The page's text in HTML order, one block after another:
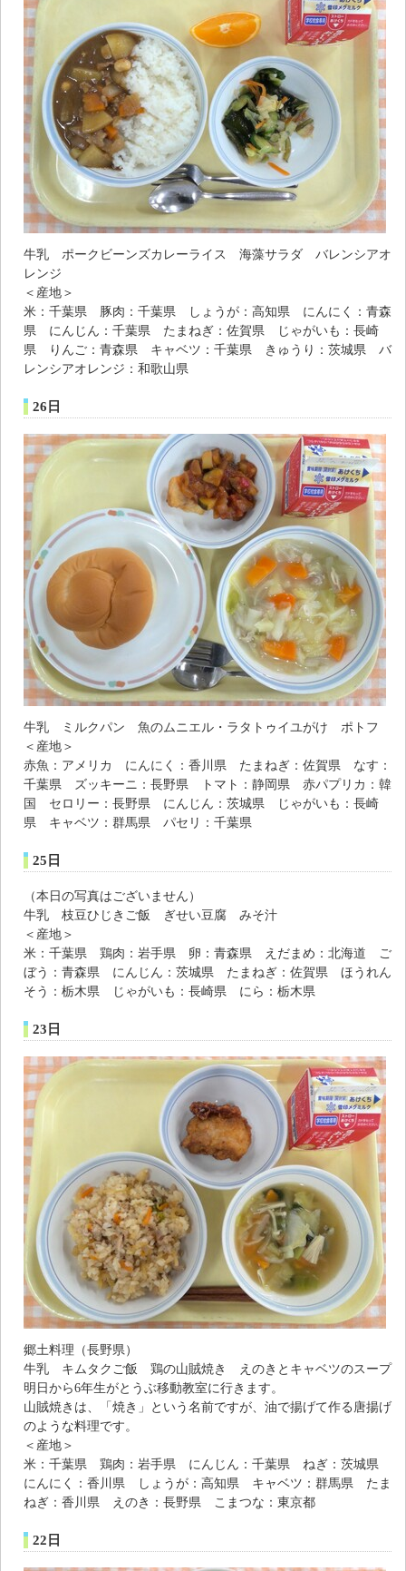
牛乳 ポークビーンズカレーライス 海藻サラダ バレンシアオ
レンジ
＜産地＞
米：千葉県 豚肉：千葉県 しょうが：高知県 にんにく：青森
県 にんじん：千葉県 たまねぎ：佐賀県 じゃがいも：長崎
県 りんご：青森県 キャベツ：千葉県 きゅうり：茨城県 バ
レンシアオレンジ：和歌山県
26日
牛乳 ミルクパン 魚のムニエル・ラタトゥイユがけ ポトフ
＜産地＞
赤魚：アメリカ にんにく：香川県 たまねぎ：佐賀県 なす：
千葉県 ズッキーニ：長野県 トマト：静岡県 赤パプリカ：韓
国 セロリー：長野県 にんじん：茨城県 じゃがいも：長崎
県 キャベツ：群馬県 パセリ：千葉県
25日
（本日の写真はございません）
牛乳 枝豆ひじきご飯 ぎせい豆腐 みそ汁
＜産地＞
米：千葉県 鶏肉：岩手県 卵：青森県 えだまめ：北海道 ご
ぼう：青森県 にんじん：茨城県 たまねぎ：佐賀県 ほうれん
そう：栃木県 じゃがいも：長崎県 にら：栃木県
23日
郷土料理（長野県）
牛乳 キムタクご飯 鶏の山賊焼き えのきとキャベツのスープ
明日から6年生がとうぶ移動教室に行きます。
山賊焼きは、「焼き」という名前ですが、油で揚げて作る唐揚げ
のような料理です。
＜産地＞
米：千葉県 鶏肉：岩手県 にんじん：千葉県 ねぎ：茨城県
にんにく：香川県 しょうが：高知県 キャベツ：群馬県 たま
ねぎ：香川県 えのき：長野県 こまつな：東京都
22日